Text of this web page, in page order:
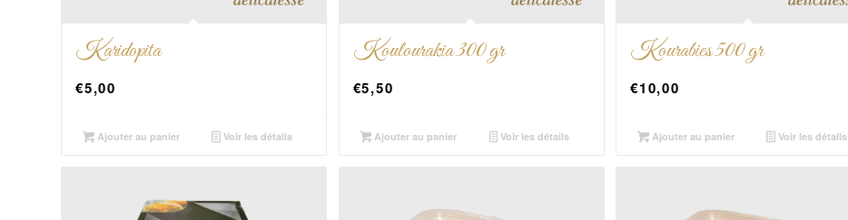
Karidopita
€5,00
Ajouter au panier Voir les détails
Koulourakia 300 gr
€5,50
Ajouter au panier Voir les détails
Kourabies 500 gr
€10,00
Ajouter au panier Voir les détails